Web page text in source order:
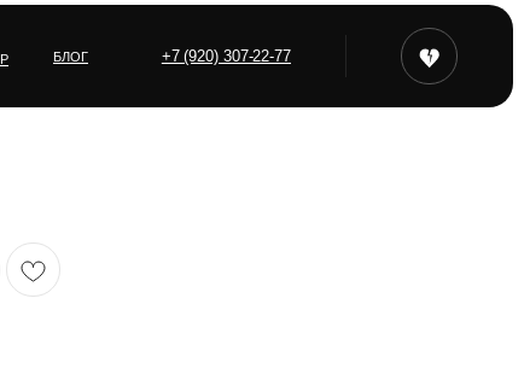
БЛОГ +7 (920) 307-22-77